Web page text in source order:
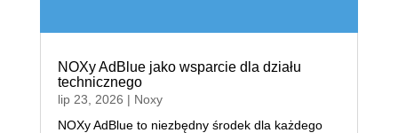
NOXy AdBlue jako wsparcie dla działu
technicznego
lip 23, 2026 | Noxy
NOXy AdBlue to niezbędny środek dla każdego